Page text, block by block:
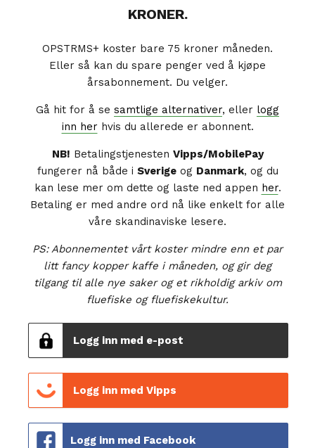
KRONER.
OPSTRMS+ koster bare 75 kroner måneden.
Eller så kan du spare penger ved å kjøpe
årsabonnement. Du velger.
Gå hit for å se samtlige alternativer, eller logg
inn herhvis du allerede er abonnent.
NB! Betalingstjenesten Vipps/MobilePay
fungerer nå både i Sverigeog Danmark, og du
kan lese mer om dette og laste ned appen her.
Betaling er med andre ord nå like enkelt for alle
våre skandinaviske lesere.
PS: Abonnementet vårt koster mindre enn et par
litt fancy kopper kaffe i måneden, og gir deg
tilgang til alle nye saker og et rikholdig arkiv om
fluefiske og fluefiskekultur.
Logg inn med e-post
Logg inn med Vipps
Logg inn med Facebook